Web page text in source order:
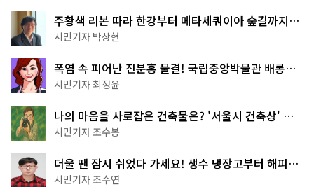
주황색 리본 따라 한강부터 메타세쿼이아 숲길까지…
서울둘레길 15코스
시민기자 박상현
폭염 속 피어난 진분홍 물결! 국립중앙박물관 배롱나
무 명소
시민기자 최정윤
나의 마음을 사로잡은 건축물은? '서울시 건축상' 수
상작 공개!
시민기자 조수봉
더울 땐 잠시 쉬었다 가세요! 생수 냉장고부터 해피소
·무더위쉼터까지
시민기자 조수연